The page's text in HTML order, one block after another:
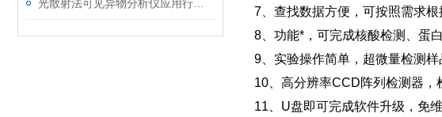
7、查找数据方便，可按照需求
8、功能*，可完成核酸检测、蛋
9、实验操作简单，超微量检测
10、高分辨率CCD阵列检测器
11、U盘即可完成软件升级，免